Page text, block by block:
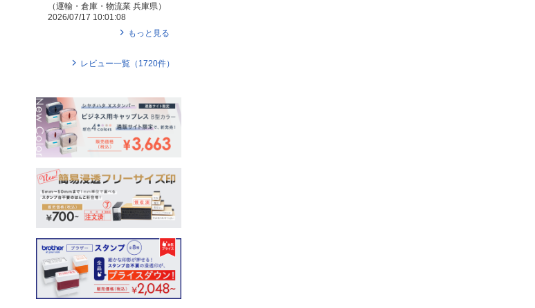
（運輸・倉庫・物流業 兵庫県 ）
2026/07/17 10:01:08
もっと見る
レビュー一覧（ 1720件）